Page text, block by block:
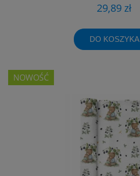
29,89 zł
DO KOSZYKA
NOWOŚĆ